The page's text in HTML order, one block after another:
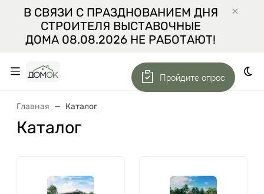
В СВЯЗИ С ПРАЗДНОВАНИЕМ ДНЯ
СТРОИТЕЛЯ ВЫСТАВОЧНЫЕ
ДОМА 08.08.2026 НЕ РАБОТАЮТ!
Главная Каталог
Каталог
Пройдите опрос